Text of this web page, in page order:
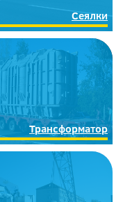
Сеялки
Трансформатор